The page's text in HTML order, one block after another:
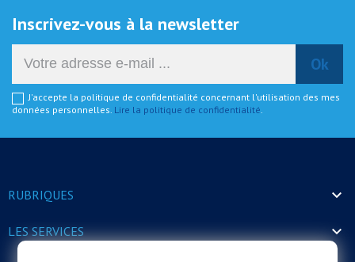
Inscrivez-vous à la newsletter
J'accepte la politique de confidentialité concernant l'utilisation des mes
données personnelles. Lire la politique de confidentialité
RUBRIQUES 
LES SERVICES 